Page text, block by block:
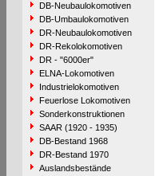
DB-Neubaulokomotiven
DB-Umbaulokomotiven
DR-Neubaulokomotiven
DR-Rekolokomotiven
DR - "6000er"
ELNA-Lokomotiven
Industrielokomotiven
Feuerlose Lokomotiven
Sonderkonstruktionen
SAAR (1920 - 1935)
DB-Bestand 1968
DR-Bestand 1970
Auslandsbestände